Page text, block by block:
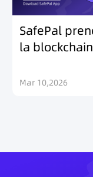
SafePal
la
Mar 10,2026